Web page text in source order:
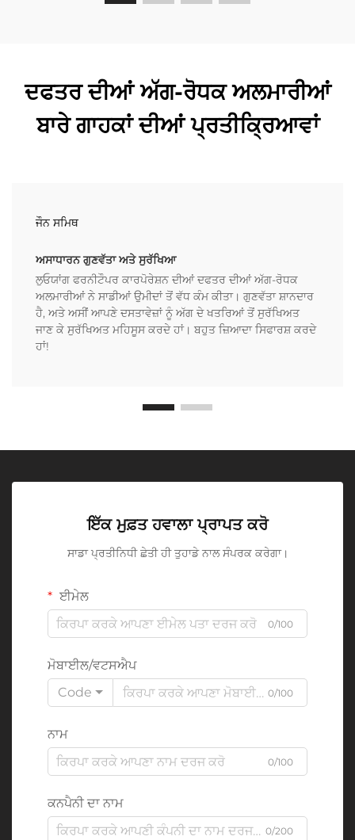
ਦਫਤਰ ਦੀਆਂ ਅੱਗ-ਰੋਧਕ ਅਲਮਾਰੀਆਂ
ਬਾਰੇ ਗਾਹਕਾਂ ਦੀਆਂ ਪ੍ਰਤੀਕ੍ਰਿਆਵਾਂ
ਜੌਨ ਸਮਿਥ
ਅਸਾਧਾਰਨ ਗੁਣਵੱਤਾ ਅਤੇ ਸੁਰੱਖਿਆ
ਲੁਓਯਾਂਗ ਫਰਨੀਟੌਪਰ ਕਾਰਪੋਰੇਸ਼ਨ ਦੀਆਂ ਦਫਤਰ ਦੀਆਂ ਅੱਗ-ਰੋਧਕ
ਅਲਮਾਰੀਆਂ ਨੇ ਸਾਡੀਆਂ ਉਮੀਦਾਂ ਤੋਂ ਵੱਧ ਕੰਮ ਕੀਤਾ। ਗੁਣਵੱਤਾ ਸ਼ਾਨਦਾਰ
ਹੈ, ਅਤੇ ਅਸੀਂ ਆਪਣੇ ਦਸਤਾਵੇਜ਼ਾਂ ਨੂੰ ਅੱਗ ਦੇ ਖਤਰਿਆਂ ਤੋਂ ਸੁਰੱਖਿਅਤ
ਜਾਣ ਕੇ ਸੁਰੱਖਿਅਤ ਮਹਿਸੂਸ ਕਰਦੇ ਹਾਂ। ਬਹੁਤ ਜ਼ਿਆਦਾ ਸਿਫਾਰਸ਼ ਕਰਦੇ
ਹਾਂ!
ਇੱਕ ਮੁਫ਼ਤ ਹਵਾਲਾ ਪ੍ਰਾਪਤ ਕਰੋ
ਸਾਡਾ ਪ੍ਰਤੀਨਿਧੀ ਛੇਤੀ ਹੀ ਤੁਹਾਡੇ ਨਾਲ ਸੰਪਰਕ ਕਰੇਗਾ।
ਈਮੇਲ
0/100
ਮੋਬਾਈਲ/ਵਟਸਐਪ
Code
0/100
ਨਾਮ
0/100
ਕਨਪੈਨੀ ਦਾ ਨਾਮ
0/200